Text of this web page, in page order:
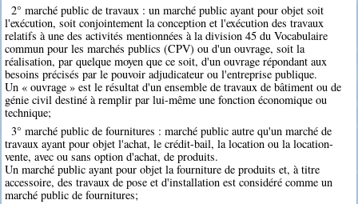
2° marché public de travaux : un marché public ayant pour objet soit
l'exécution, soit conjointement la conception et l'exécution des travaux
relatifs à une des activités mentionnées à la division 45 du Vocabulaire
commun pour les marchés publics (CPV) ou d'un ouvrage, soit la
réalisation, par quelque moyen que ce soit, d'un ouvrage répondant aux
besoins précisés par le pouvoir adjudicateur ou l'entreprise publique.
Un « ouvrage » est le résultat d'un ensemble de travaux de bâtiment ou de
génie civil destiné à remplir par lui-même une fonction économique ou
technique;
3° marché public de fournitures : marché public autre qu'un marché de
travaux ayant pour objet l'achat, le crédit-bail, la location ou la location-
vente, avec ou sans option d'achat, de produits.
Un marché public ayant pour objet la fourniture de produits et, à titre
accessoire, des travaux de pose et d'installation est considéré comme un
marché public de fournitures;